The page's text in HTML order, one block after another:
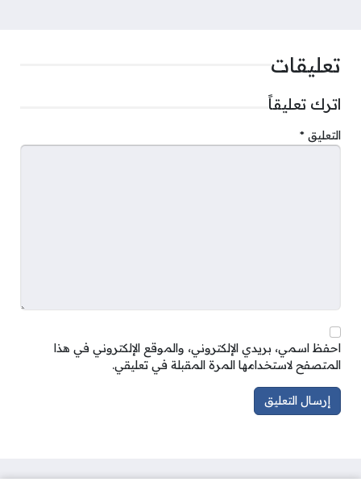
تعليقات
اترك تعليقاً
التعليق *
احفظ اسمي، بريدي الإلكتروني، والموقع الإلكتروني في هذا
المتصفح لاستخدامها المرة المقبلة في تعليقي.